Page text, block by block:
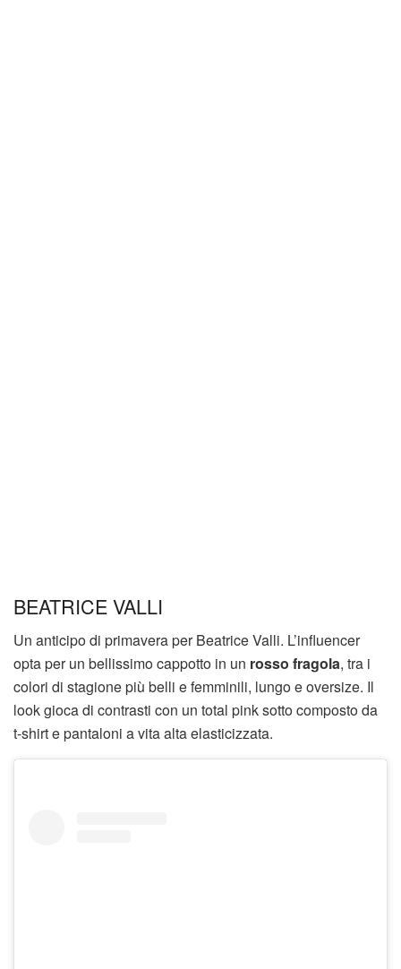
BEATRICE VALLI
Un anticipo di primavera per Beatrice Valli. L’influencer
opta per un bellissimo cappotto in un rosso fragola, tra i
colori di stagione più belli e femminili, lungo e oversize. Il
look gioca di contrasti con un total pink sotto composto da
t-shirt e pantaloni a vita alta elasticizzata.